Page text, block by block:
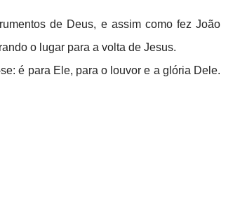
de Deus, e assim como fez João
o lugar para a volta de Jesus.
é para Ele, para o louvor e a glória Dele.